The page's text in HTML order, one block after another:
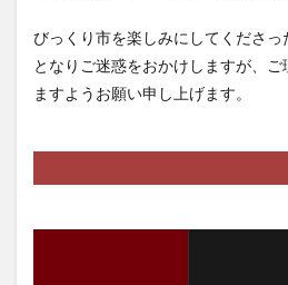
びっくり市を楽しみにしてくださ
となりご迷惑をおかけしますが、
ますようお願い申し上げます。